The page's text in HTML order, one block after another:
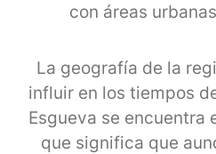
con áreas
La geografía de la
influir en los tiempos
Esgueva se encuentra
que significa que